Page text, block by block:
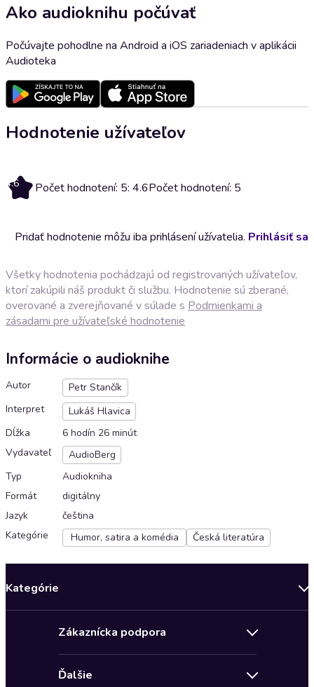
Ako audioknihu počúvať
Počúvajte pohodlne na Android a iOS zariadeniach v aplikácii
Audioteka
Hodnotenie užívateľov
4.6 Počet hodnotení: 5: 4.6Počet hodnotení: 5
Pridať hodnotenie môžu iba prihlásení užívatelia. Prihlásiť sa
Všetky hodnotenia pochádzajú od registrovaných užívateľov,
ktorí zakúpili náš produkt či službu. Hodnotenie sú zberané,
overované a zverejňované v súlade s Podmienkami a
zásadami pre užívateľské hodnotenie
Informácie o audioknihe
Autor
Petr Stančík
Interpret
Lukáš Hlavica
Dĺžka
6 hodín 26 minút
Vydavateľ
AudioBerg
Typ
Audiokniha
Formát
digitálny
Jazyk
čeština
Kategórie
Humor, satira a komédia Česká literatúra
Kategórie
Zákaznícka podpora
Ďalšie